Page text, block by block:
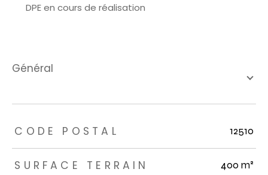
DPE en cours de réalisation
général
TRAD_ZEPHYR_Caracteristique TRAD_ZEPHYR_Valeurs
CODE POSTAL 12510
SURFACE TERRAIN 400 m²